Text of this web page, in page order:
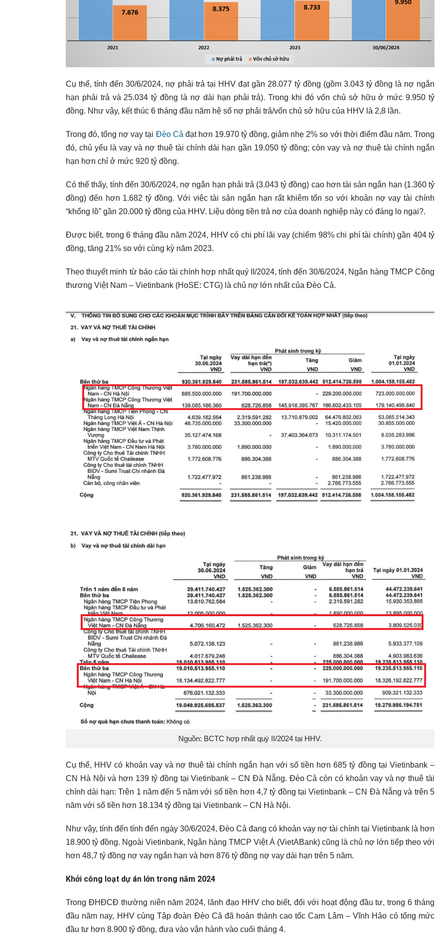
Cụ thể, tính đến 30/6/2024, nợ phải trả tại HHV đạt gần 28.077 tỷ đồng (gồm 3.043 tỷ đồng là nợ ngắn
hạn phải trả và 25.034 tỷ đồng là nợ dài hạn phải trả). Trong khi đó vốn chủ sở hữu ở mức 9.950 tỷ
đồng. Như vậy, kết thúc 6 tháng đầu năm hệ số nợ phải trả/vốn chủ sở hữu của HHV là 2,8 lần.
Trong đó, tổng nợ vay tại Đèo Cả đạt hơn 19.970 tỷ đồng, giảm nhẹ 2% so với thời điểm đầu năm. Trong
đó, chủ yếu là vay và nợ thuê tài chính dài hạn gần 19.050 tỷ đồng; còn vay và nợ thuê tài chính ngắn
hạn hơn chỉ ở mức 920 tỷ đồng.
Có thể thấy, tính đến 30/6/2024, nợ ngắn hạn phải trả (3.043 tỷ đồng) cao hơn tài sản ngắn hạn (1.360 tỷ
đồng) đến hơn 1.682 tỷ đồng. Với việc tài sản ngắn hạn rất khiêm tốn so với khoản nợ vay tài chính
“khổng lồ” gần 20.000 tỷ đồng của HHV. Liệu dòng tiền trả nợ của doanh nghiệp này có đáng lo ngại?.
Được biết, trong 6 tháng đầu năm 2024, HHV có chi phí lãi vay (chiếm 98% chi phí tài chính) gần 404 tỷ
đồng, tăng 21% so với cùng kỳ năm 2023.
Theo thuyết minh từ báo cáo tài chính hợp nhất quý II/2024, tính đến 30/6/2024, Ngân hàng TMCP Công
thương Việt Nam – Vietinbank (HoSE: CTG) là chủ nợ lớn nhất của Đèo Cả.
Nguồn: BCTC hợp nhất quý II/2024 tại HHV.
Cụ thể, HHV có khoản vay và nợ thuê tài chính ngắn hạn với số tiền hơn 685 tỷ đồng tại Vietinbank –
CN Hà Nội và hơn 139 tỷ đồng tại Vietinbank – CN Đà Nẵng. Đèo Cả còn có khoản vay và nợ thuê tài
chính dài hạn: Trên 1 năm đến 5 năm với số tiền hơn 4,7 tỷ đồng tại Vietinbank – CN Đà Nẵng và trên 5
năm với số tiền hơn 18.134 tỷ đồng tại Vietinbank – CN Hà Nội.
Như vậy, tính đến tính đến ngày 30/6/2024, Đèo Cả đang có khoản vay nợ tài chính tại Vietinbank là hơn
18.900 tỷ đồng. Ngoài Vietinbank, Ngân hàng TMCP Việt Á (VietABank) cũng là chủ nợ lớn tiếp theo với
hơn 48,7 tỷ đồng nợ vay ngắn hạn và hơn 876 tỷ đồng nợ vay dài hạn trên 5 năm.
Khởi công loạt dự án lớn trong năm 2024
Trong ĐHĐCĐ thường niên năm 2024, lãnh đạo HHV cho biết, đối với hoạt động đầu tư, trong 6 tháng
đầu năm nay, HHV cùng Tập đoàn Đèo Cả đã hoàn thành cao tốc Cam Lâm – Vĩnh Hảo có tổng mức
đầu tư hơn 8.900 tỷ đồng, đưa vào vận hành vào cuối tháng 4.